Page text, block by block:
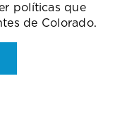
políticas que
de Colorado.